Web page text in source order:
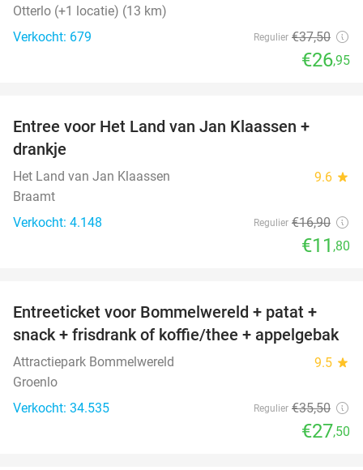
Otterlo (+1 locatie) (13 km)
Verkocht: 679
Regulier €37,50
€26,95
Entree voor Het Land van Jan Klaassen +
drankje
Het Land van Jan Klaassen 9.6 star
Braamt
Verkocht: 4.148
Regulier €16,90
€11 ,80
23%
Entreeticket voor Bommelwereld + patat +
snack + frisdrank of koffie/thee + appelgebak
Attractiepark Bommelwereld 9.5 star
Groenlo
Verkocht: 34.535
Regulier €35,50
€27,50